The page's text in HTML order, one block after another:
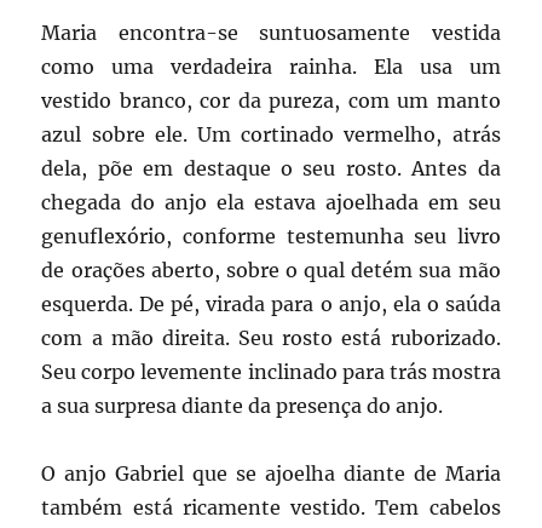
Maria encontra-se suntuosamente vestida
como uma verdadeira rainha. Ela usa um
vestido branco, cor da pureza, com um manto
azul sobre ele. Um cortinado vermelho, atrás
dela, põe em destaque o seu rosto. Antes da
chegada do anjo ela estava ajoelhada em seu
genuflexório, conforme testemunha seu livro
de orações aberto, sobre o qual detém sua mão
esquerda. De pé, virada para o anjo, ela o saúda
com a mão direita. Seu rosto está ruborizado.
Seu corpo levemente inclinado para trás mostra
a sua surpresa diante da presença do anjo.
O anjo Gabriel que se ajoelha diante de Maria
também está ricamente vestido. Tem cabelos